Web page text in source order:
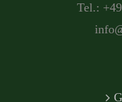
Tel.: